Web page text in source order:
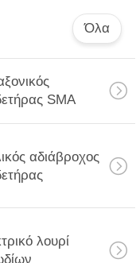
Όλα
SMA
αδιάβροχος
λουρί